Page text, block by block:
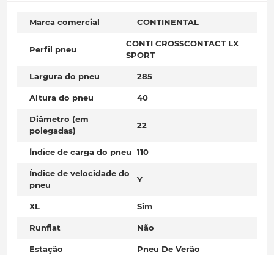
Marca comercial CONTINENTAL
Perfil pneu
CONTI CROSSCONTACT LX
SPORT
Largura do pneu 285
Altura do pneu 40
Diâmetro (em
polegadas)
22
Índice de carga do pneu 110
Índice de velocidade do
pneu
Y
XL Sim
Runflat Não
Estação Pneu De Verão